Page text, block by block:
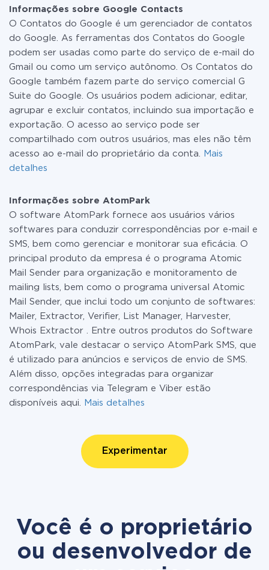
ou mudar para um de pago, se necessário. Mais
detalhes sobretarifas.
Informações sobre Google Contacts
O Contatos do Google é um gerenciador de contatos
do Google. As ferramentas dos Contatos do Google
podem ser usadas como parte do serviço de e-mail do
Gmail ou como um serviço autônomo. Os Contatos do
Google também fazem parte do serviço comercial G
Suite do Google. Os usuários podem adicionar, editar,
agrupar e excluir contatos, incluindo sua importação e
exportação. O acesso ao serviço pode ser
compartilhado com outros usuários, mas eles não têm
acesso ao e-mail do proprietário da conta.
Mais
detalhes
Informações sobre AtomPark
O software AtomPark fornece aos usuários vários
softwares para conduzir correspondências por e-mail e
SMS, bem como gerenciar e monitorar sua eficácia. O
principal produto da empresa é o programa Atomic
Mail Sender para organização e monitoramento de
mailing lists, bem como o programa universal Atomic
Mail Sender, que inclui todo um conjunto de softwares:
Mailer, Extractor, Verifier, List Manager, Harvester,
Whois Extractor . Entre outros produtos do Software
AtomPark, vale destacar o serviço AtomPark SMS, que
é utilizado para anúncios e serviços de envio de SMS.
Além disso, opções integradas para organizar
correspondências via Telegram e Viber estão
disponíveis aqui.
Mais detalhes
Experimentar
Você é o proprietário
ou desenvolvedor de